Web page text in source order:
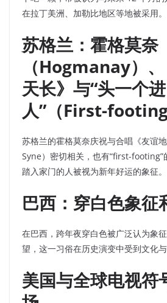
在拉丁美洲、加勒比地区等地被采用。
苏格兰：霍格莫奈
（Hogmanay）
天长》与“头一个
人”（First-footing
苏格兰的霍格莫奈庆祝与合唱《友谊
Syne）密切相关，也有“first-footing”
踏入家门的人被视为新年好运的象征。
巴西：穿白色象征
在巴西，跨年夜穿白色被广泛认为象
望，这一习俗在历史演变中受到文化与
美国与全球电视符